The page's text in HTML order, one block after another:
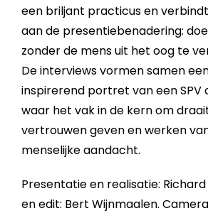
een briljant practicus en
aan de presentiebenadering:
zonder de mens uit het oog te
De interviews vormen samen
inspirerend portret van een SPV
waar het vak in de kern om
vertrouwen geven en werken
menselijke aandacht.
Presentatie en realisatie:
en edit: Bert Wijnmaalen.